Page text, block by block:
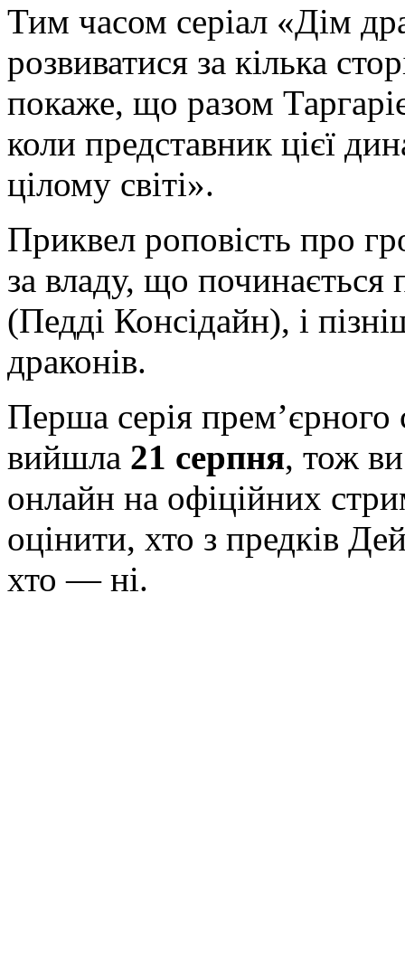
Тим часом серіал «Дім
розвиватися за кілька
покаже, що разом
коли представник цієї
цілому світі».
Приквел роповість про
за владу, що починається
(Педді Консідайн), і
драконів.
Перша серія прем’єрного
вийшла 21 серпня, тож
онлайн на офіційних
оцінити, хто з предків
хто — ні.